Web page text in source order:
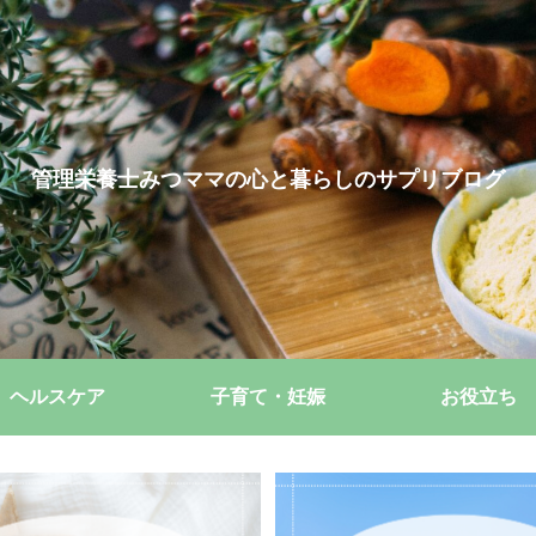
管理栄養士みつママの心と暮らしのサプリブログ
ヘルスケア 子育て・妊娠 お役立ち